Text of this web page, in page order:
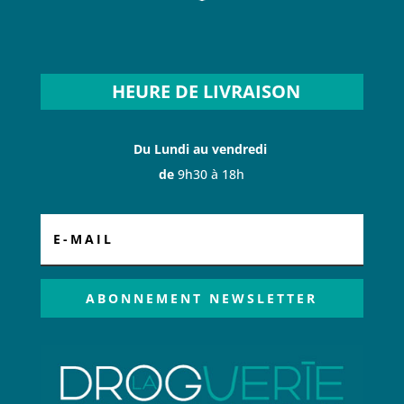
HEURE DE LIVRAISON
Du Lundi au vendredi
de 9h30 à 18h
ABONNEMENT NEWSLETTER